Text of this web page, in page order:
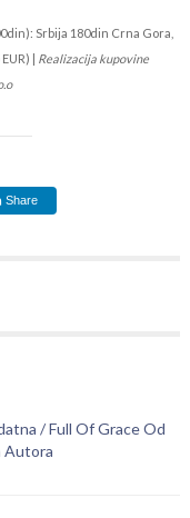
Srbija 180din Crna Gora,
| Realizacija kupovine
Share
/ Full Of Grace Od
Autora